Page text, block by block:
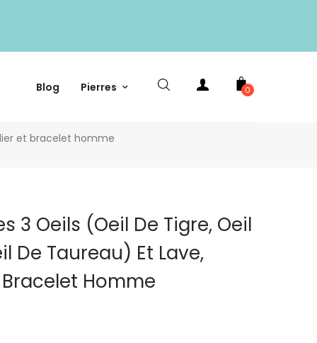
Blog Pierres 0
et bracelet homme
3 Oeils (oeil De Tigre, Oeil
De Taureau) Et Lave,
Homme